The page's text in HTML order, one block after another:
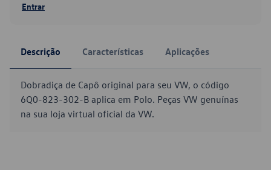
Entrar
Descrição Características Aplicações
Dobradiça de Capô original para seu VW, o código
6Q0-823-302-B aplica em Polo. Peças VW genuínas
na sua loja virtual oficial da VW.